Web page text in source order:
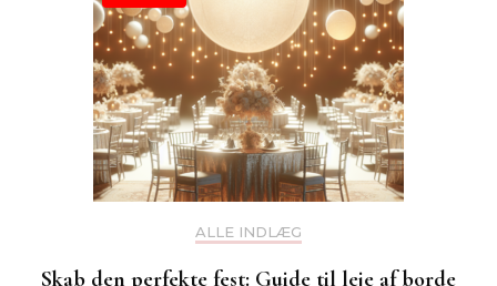
ALLE INDLÆG
Skab den perfekte fest: Guide til leje af borde